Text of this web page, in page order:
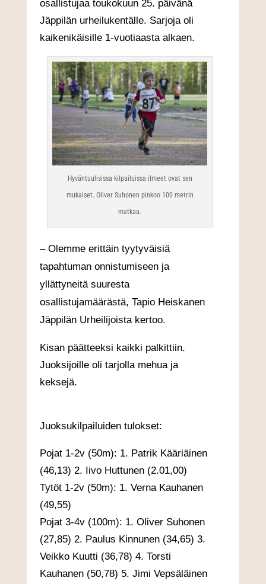
osallistujaa toukokuun 25. päivänä
Jäppilän urheilukentälle. Sarjoja oli
kaikenikäisille 1-vuotiaasta alkaen.
Hyväntuulisissa kilpailuissa ilmeet ovat sen
mukaiset. Oliver Suhonen pinkoo 100 metrin
matkaa.
‒ Olemme erittäin tyytyväisiä
tapahtuman onnistumiseen ja
yllättyneitä suuresta
osallistujamäärästä, Tapio Heiskanen
Jäppilän Urheilijoista kertoo.
Kisan päätteeksi kaikki palkittiin.
Juoksijoille oli tarjolla mehua ja
keksejä.
Juoksukilpailuiden tulokset:
Pojat 1-2v (50m): 1. Patrik Kääriäinen
(46,13) 2. Iivo Huttunen (2.01,00)
Tytöt 1-2v (50m): 1. Verna Kauhanen
(49,55)
Pojat 3-4v (100m): 1. Oliver Suhonen
(27,85) 2. Paulus Kinnunen (34,65) 3.
Veikko Kuutti (36,78) 4. Torsti
Kauhanen (50,78) 5. Jimi Vepsäläinen